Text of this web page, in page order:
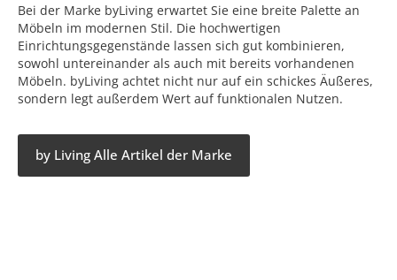
Bei der Marke byLiving erwartet Sie eine breite Palette an
Möbeln im modernen Stil. Die hochwertigen
Einrichtungsgegenstände lassen sich gut kombinieren,
sowohl untereinander als auch mit bereits vorhandenen
Möbeln. byLiving achtet nicht nur auf ein schickes Äußeres,
sondern legt außerdem Wert auf funktionalen Nutzen.
by Living Alle Artikel der Marke